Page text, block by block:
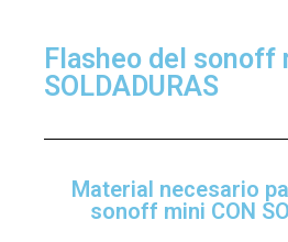
Flasheo del sonoff
SOLDADURAS
Material necesario
sonoff mini CON